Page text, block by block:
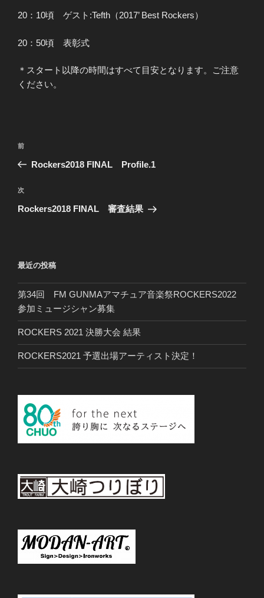
20：10頃 ゲスト:Tefth（2017’ Best Rockers）
20：50頃 表彰式
＊スタート以降の時間はすべて目安となります。ご注意
ください。
投
ビ
ゲ
ン
前
の
稿
前
Rockers2018 FINAL Profile.1
次
の
次
Rockers2018 FINAL 審査結果
最近の投稿
第34回 FM GUNMAアマチュア音楽祭ROCKERS2022
参加ミュージシャン募集
ROCKERS 2021 決勝大会 結果
ROCKERS2021 予選出場アーティスト決定！